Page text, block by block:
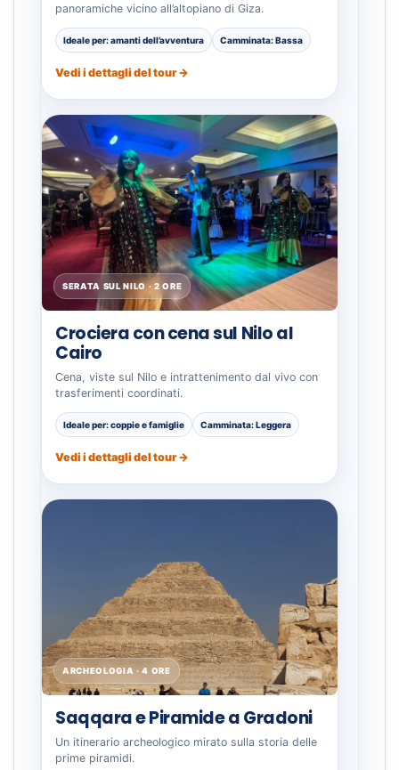
panoramiche vicino all’altopiano di Giza.
Ideale per: amanti dell’avventura Camminata: Bassa
Vedi i dettagli del tour →
SERATA SUL NILO · 2 ORE
Crociera con cena sul Nilo al
Cairo
Cena, viste sul Nilo e intrattenimento dal vivo con
trasferimenti coordinati.
Ideale per: coppie e famiglie Camminata: Leggera
Vedi i dettagli del tour →
ARCHEOLOGIA · 4 ORE
Saqqara e Piramide a Gradoni
Un itinerario archeologico mirato sulla storia delle
prime piramidi.